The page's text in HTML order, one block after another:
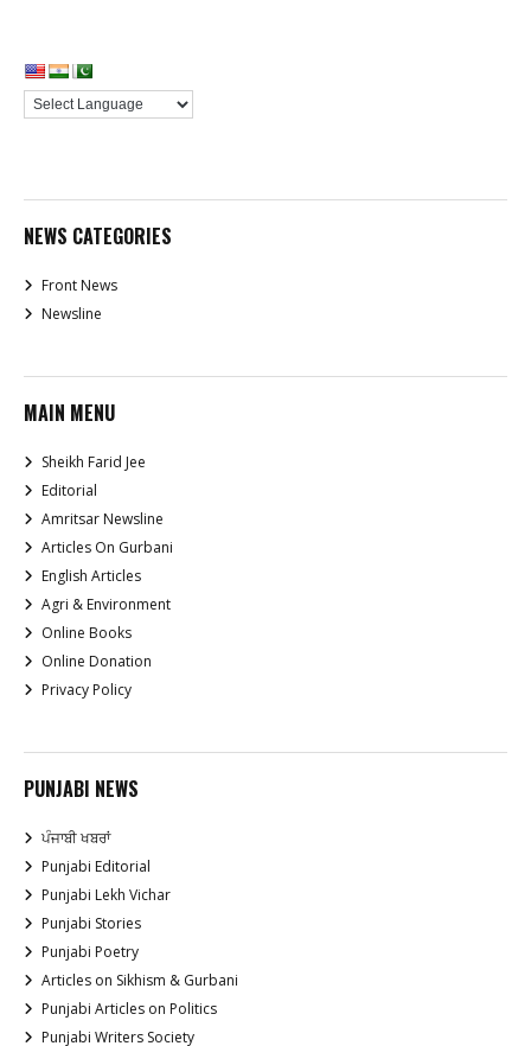
NEWS CATEGORIES
Front News
Newsline
MAIN MENU
Sheikh Farid Jee
Editorial
Amritsar Newsline
Articles On Gurbani
English Articles
Agri & Environment
Online Books
Online Donation
Privacy Policy
PUNJABI NEWS
ਪੰਜਾਬੀ ਖਬਰਾਂ
Punjabi Editorial
Punjabi Lekh Vichar
Punjabi Stories
Punjabi Poetry
Articles on Sikhism & Gurbani
Punjabi Articles on Politics
Punjabi Writers Society